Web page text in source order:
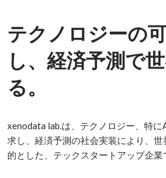
テクノロジーの
し、経済予測で
る。
xenodata lab.は、テクノロジー、特
求し、経済予測の社会実装により、世
的とした、テックスタートアップ企業